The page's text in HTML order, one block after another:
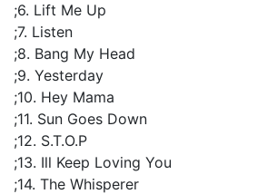
;6. Lift Me Up
;7. Listen
;8. Bang My Head
;9. Yesterday
;10. Hey Mama
;11. Sun Goes Down
;12. S.T.O.P
;13. Ill Keep Loving You
;14. The Whisperer